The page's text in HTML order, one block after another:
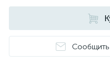
Сообщить